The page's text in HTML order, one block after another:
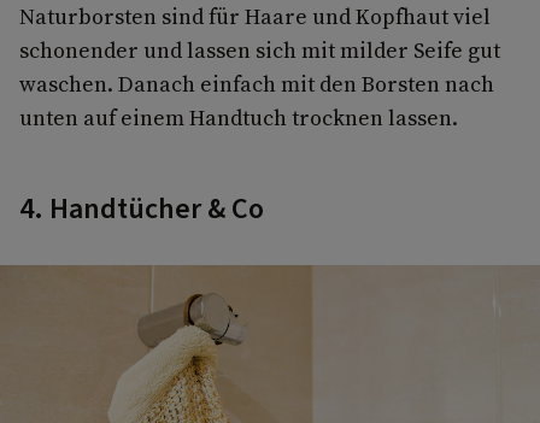
Naturborsten sind für Haare und Kopfhaut viel
schonender und lassen sich mit milder Seife gut
waschen. Danach einfach mit den Borsten nach
unten auf einem Handtuch trocknen lassen.
4. Handtücher & Co